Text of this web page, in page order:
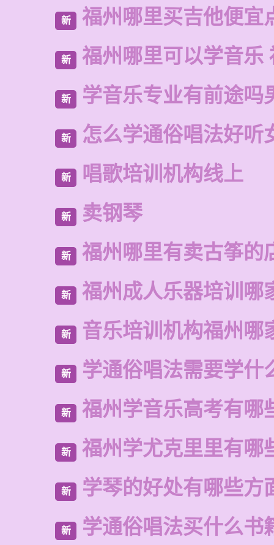
新 福州哪里买吉他便宜
新 福州哪里可以学音乐
新 学音乐专业有前途吗
新 怎么学通俗唱法好听
新 唱歌培训机构线上
新 卖钢琴
新 福州哪里有卖古筝的
新 福州成人乐器培训哪
新 音乐培训机构福州哪
新 学通俗唱法需要学什
新 福州学音乐高考有哪
新 福州学尤克里里有哪
新 学琴的好处有哪些方
新 学通俗唱法买什么书